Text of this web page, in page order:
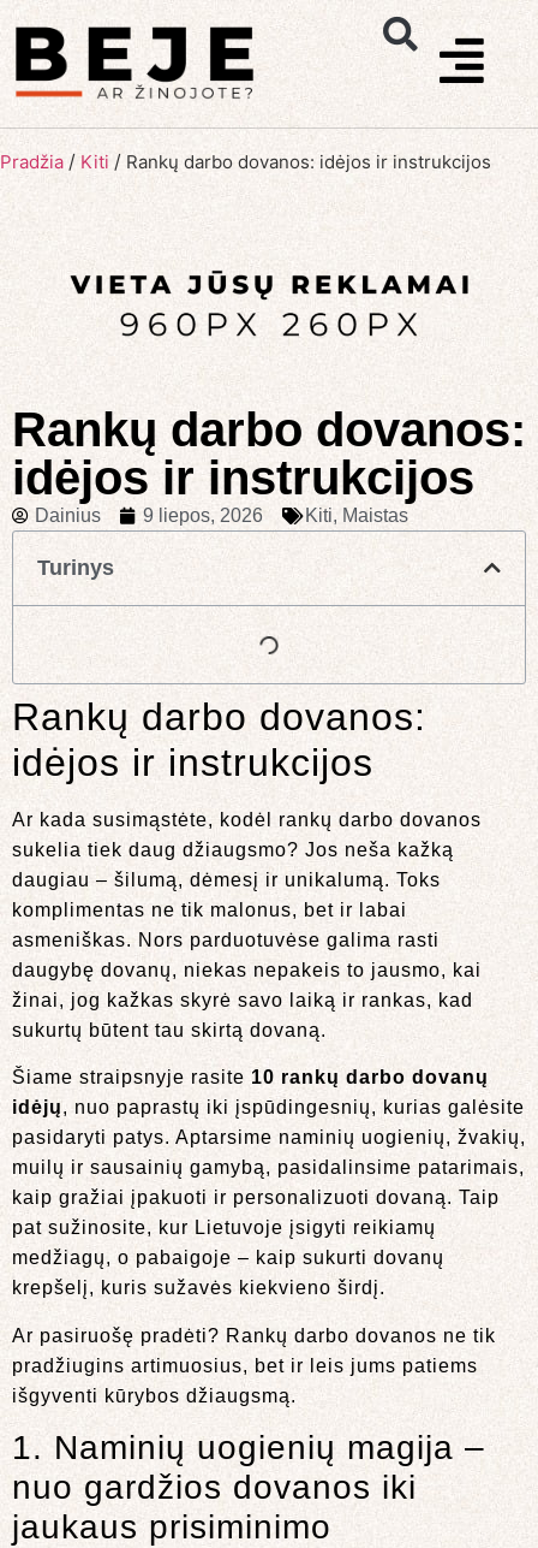
Pradžia / Kiti / Rankų darbo dovanos: idėjos ir instrukcijos
Rankų darbo dovanos:
idėjos ir instrukcijos
Dainius 9 liepos, 2026 Kiti, Maistas
Turinys
Rankų darbo dovanos:
idėjos ir instrukcijos
Ar kada susimąstėte, kodėl rankų darbo dovanos
sukelia tiek daug džiaugsmo? Jos neša kažką
daugiau – šilumą, dėmesį ir unikalumą. Toks
komplimentas ne tik malonus, bet ir labai
asmeniškas. Nors parduotuvėse galima rasti
daugybę dovanų, niekas nepakeis to jausmo, kai
žinai, jog kažkas skyrė savo laiką ir rankas, kad
sukurtų būtent tau skirtą dovaną.
Šiame straipsnyje rasite10 rankų darbo dovanų
idėjų, nuo paprastų iki įspūdingesnių, kurias galėsite
pasidaryti patys. Aptarsime naminių uogienių, žvakių,
muilų ir sausainių gamybą, pasidalinsime patarimais,
kaip gražiai įpakuoti ir personalizuoti dovaną. Taip
pat sužinosite, kur Lietuvoje įsigyti reikiamų
medžiagų, o pabaigoje – kaip sukurti dovanų
krepšelį, kuris sužavės kiekvieno širdį.
Ar pasiruošę pradėti? Rankų darbo dovanos ne tik
pradžiugins artimuosius, bet ir leis jums patiems
išgyventi kūrybos džiaugsmą.
1. Naminių uogienių magija –
nuo gardžios dovanos iki
jaukaus prisiminimo